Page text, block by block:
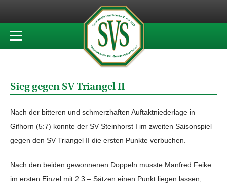
Sieg gegen SV Triangel II
Nach der bitteren und schmerzhaften Auftaktniederlage in
Gifhorn (5:7) konnte der SV Steinhorst I im zweiten Saisonspiel
gegen den SV Triangel II die ersten Punkte verbuchen.
Nach den beiden gewonnenen Doppeln musste Manfred Feike
im ersten Einzel mit 2:3 – Sätzen einen Punkt liegen lassen,